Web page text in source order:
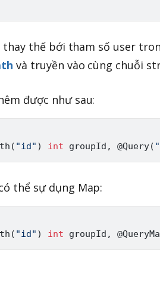
thế bới tham số user
và truyền vào cùng chuỗi
được như sau:
( "id" ) int groupId , @Query(
thể sự dụng Map:
( "id" ) int groupId ,